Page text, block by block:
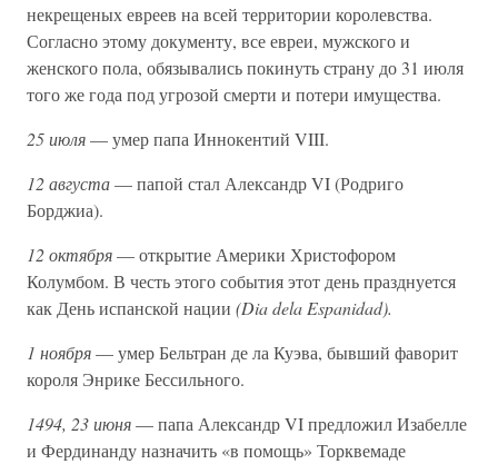
некрещеных евреев на всей территории королевства.
Согласно этому документу, все евреи, мужского и
женского пола, обязывались покинуть страну до 31 июля
того же года под угрозой смерти и потери имущества.
25 июля— умер папа Иннокентий VIII.
12 августа— папой стал Александр VI (Родриго
Борджиа).
12 октября— открытие Америки Христофором
Колумбом. В честь этого события этот день празднуется
как День испанской нации (Dia dela Espanidad).
1 ноября— умер Бельтран де ла Куэва, бывший фаворит
короля Энрике Бессильного.
1494, 23 июня— папа Александр VI предложил Изабелле
и Фердинанду назначить «в помощь» Торквемаде